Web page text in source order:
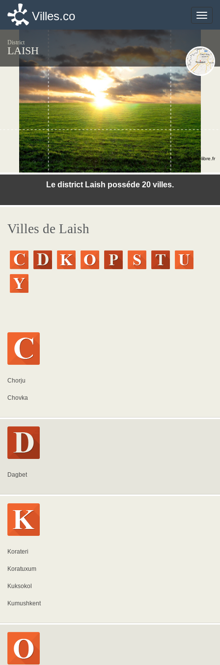
Toggle
Villes.co
District
LAISH
Le district Laish posséde 20 villes.
©photo-libre.fr
Villes de Laish
Chorju
Chovka
Dagbet
Korateri
Koratuxum
Kuksokol
Kumushkent
Toggle
Villes.co